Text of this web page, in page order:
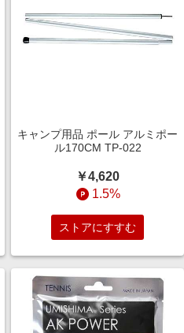
キャンプ用品 ポール アルミポー
ル170CM TP-022
￥4,620
1.5%
ストアにすすむ